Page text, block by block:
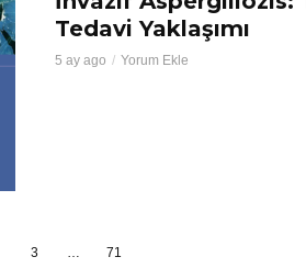
Tedavi Yaklaşımı
5 ay ago Yorum Ekle
3 71